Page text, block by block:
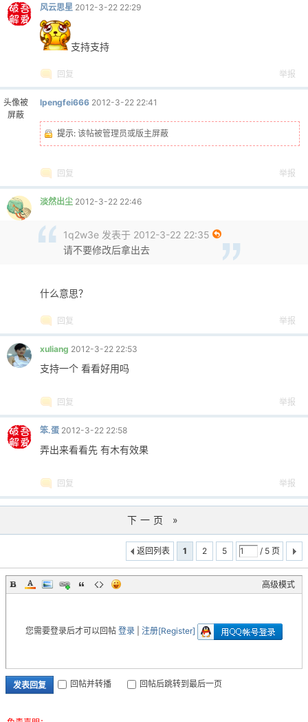
风云思星 2012-3-22 22:29
支持支持
回复 举报
头像被
屏蔽
lpengfei666 2012-3-22 22:41
提示: 该帖被管理员或版主屏蔽
回复 举报
淡然出尘 2012-3-22 22:46
1q2w3e 发表于 2012-3-22 22:35
请不要修改后拿出去
什么意思？
回复 举报
xuliang 2012-3-22 22:53
支持一个 看看好用吗
回复 举报
笨.蛋 2012-3-22 22:58
弄出来看看先 有木有效果
回复 举报
下一页 »
1 2 5 / 5 页
返回列表
高级模式
您需要登录后才可以回帖 登录 注册[Register]
发表回复 回帖并转播 回帖后跳转到最后一页